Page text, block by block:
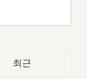
최근